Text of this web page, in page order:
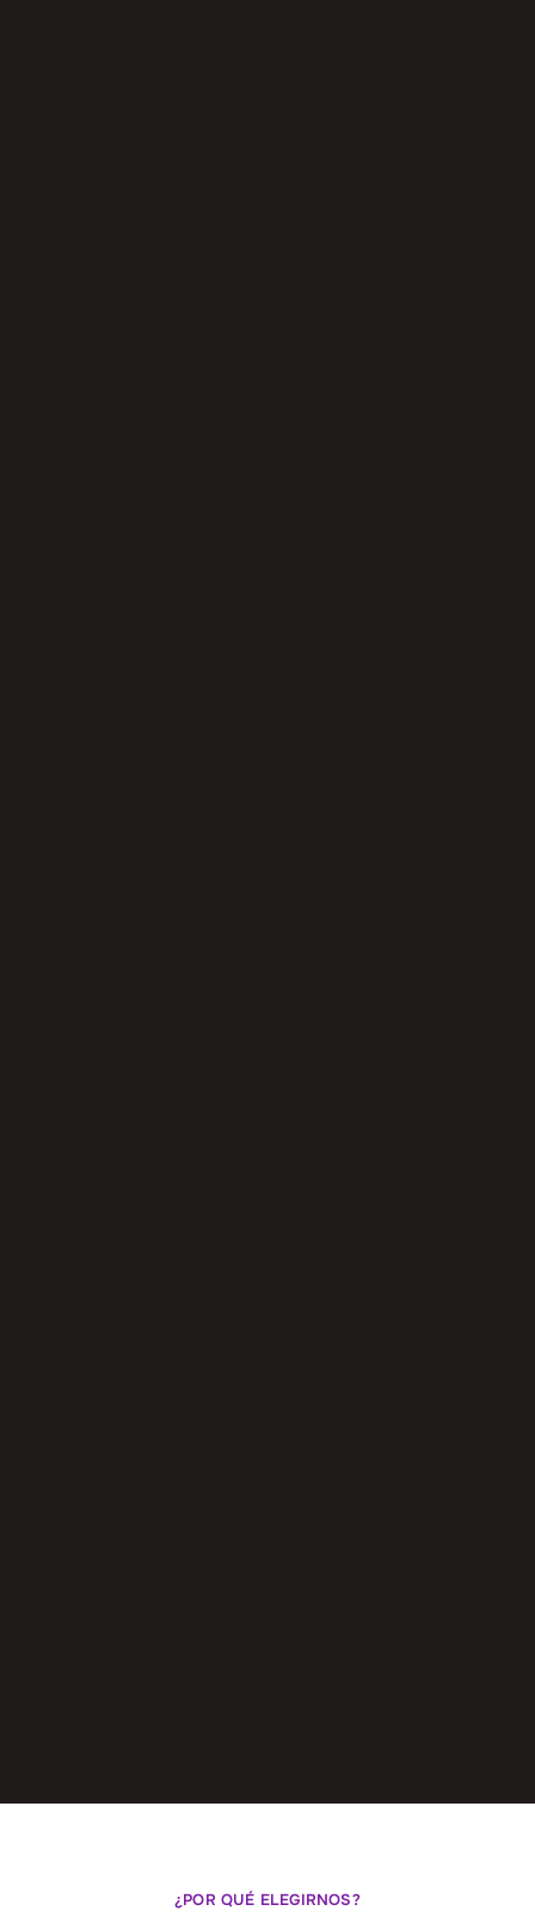
¿POR QUÉ ELEGIRNOS?